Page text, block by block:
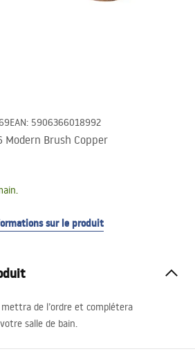
EAN: 5906366018992
Brush Copper
sur le produit
de l’ordre et complétera
salle de bain.